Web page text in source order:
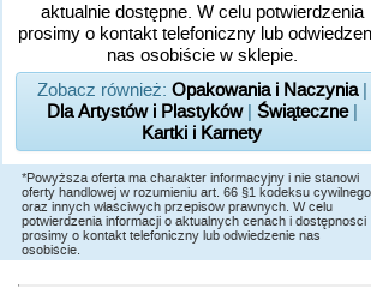
aktualnie dostępne. W celu potwierdzenia
prosimy o kontakt telefoniczny lub
nas osobiście w sklepie.
Zobacz również: Opakowania i Naczynia|
Dla Artystów i Plastyków| Świąteczne|
Kartki i Karnety
*Powyższa oferta ma charakter informacyjny i nie stanowi
oferty handlowej w rozumieniu art. 66 §1 kodeksu cywilnego
oraz innych właściwych przepisów prawnych. W celu
potwierdzenia informacji o aktualnych cenach i dostępności
prosimy o kontakt telefoniczny lub odwiedzenie nas
osobiście.